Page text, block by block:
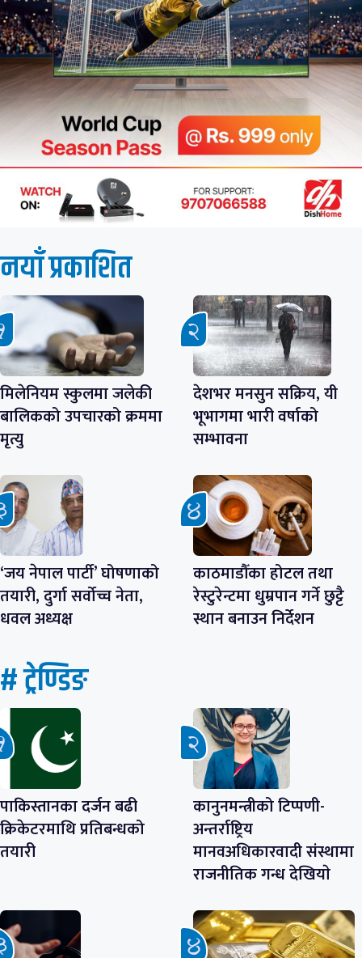
नयाँ प्रकाशित
मिलेनियम स्कुलमा जलेकी
बालिकको उपचारको क्रममा
मृत्यु
देशभर मनसुन सक्रिय, यी
भूभागमा भारी वर्षाको
सम्भावना
‘जय नेपाल पार्टी’ घोषणाको
तयारी, दुर्गा सर्वोच्च नेता,
धवल अध्यक्ष
काठमाडौँका होटल तथा
रेस्टुरेन्टमा धुम्रपान गर्ने छुट्टै
स्थान बनाउन निर्देशन
# ट्रेण्डिङ
पाकिस्तानका दर्जन बढी
क्रिकेटरमाथि प्रतिबन्धको
तयारी
कानुनमन्त्रीको टिप्पणी-
अन्तर्राष्ट्रिय
मानवअधिकारवादी संस्थामा
राजनीतिक गन्ध देखियाे